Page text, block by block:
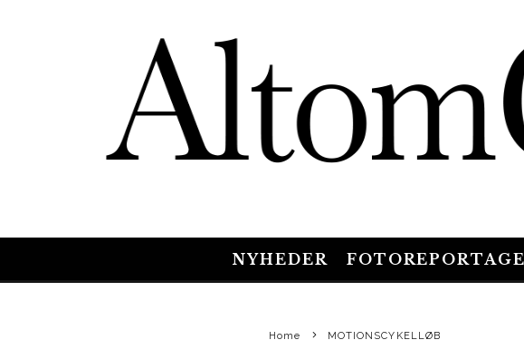
NYHEDER FOTOREPORTAGE
Home MOTIONSCYKELLØB